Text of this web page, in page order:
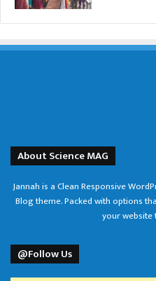
About Science MAG
Jannah is a Clean Responsive
Blog theme. Packed with options
your website
@Follow Us